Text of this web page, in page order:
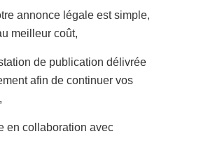
annonce légale est simple,
meilleur coût,
de publication délivrée
afin de continuer vos
en collaboration avec